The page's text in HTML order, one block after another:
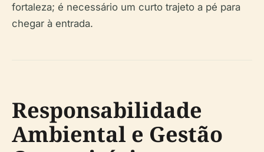
fortaleza; é necessário um curto trajeto a pé para
chegar à entrada.
Responsabilidade
Ambiental e Gestão